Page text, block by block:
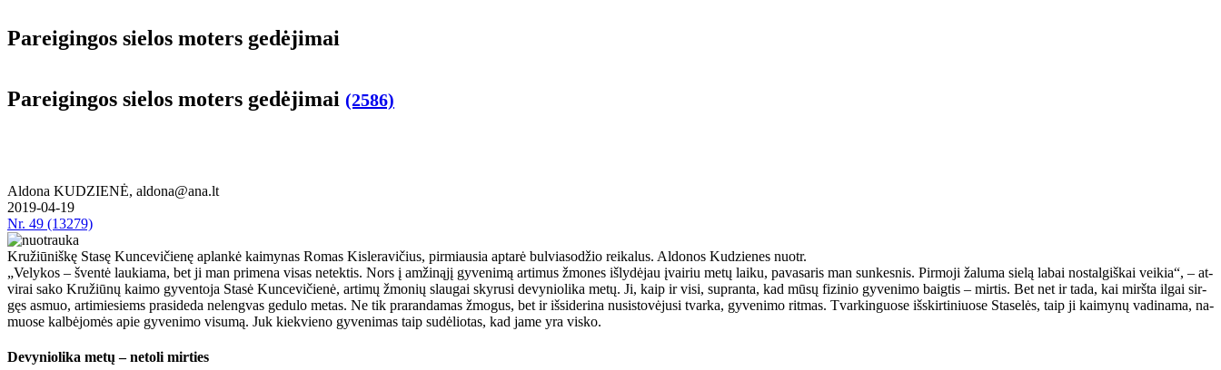
Pa­rei­gin­gos sie­los mo­ters ge­dė­ji­mai
Pa­rei­gin­gos sie­los mo­ters ge­dė­ji­mai (2586)
Aldona KUDZIENĖ, aldona@ana.lt
2019-04-19
Nr. 49 (13279)
Kružiūniškę Stasę Kuncevičienę aplankė kaimynas Romas Kisleravičius, pirmiausia aptarė bulviasodžio reikalus. Aldonos Kudzienes nuotr.
„Ve­ly­kos – šven­tė lau­kia­ma, bet ji man pri­me­na vi­sas ne­tek­tis. Nors į am­ži­ną­jį gy­ve­ni­mą ar­ti­mus žmo­nes iš­ly­dė­jau įvai­riu me­tų lai­ku, pa­va­sa­ris man sun­kes­nis. Pir­mo­ji ža­lu­ma sie­lą la­bai nos­tal­giš­kai vei­kia“, – at­
vi­rai sa­ko Kru­žiū­nų kai­mo gy­ven­to­ja Sta­sė Kun­ce­vi­čie­nė, ar­ti­mų žmo­nių slau­gai sky­ru­si de­vy­nio­li­ka me­tų. Ji, kaip ir vi­si, su­pran­ta, kad mū­sų fi­zi­nio gy­ve­ni­mo baig­tis – mir­tis. Bet net ir ta­da, kai mirš­ta il­gai sir­
gęs as­muo, ar­ti­mie­siems pra­si­de­da ne­leng­vas ge­du­lo me­tas. Ne tik pra­ran­da­mas žmo­gus, bet ir iš­si­de­ri­na nu­si­sto­vė­ju­si tvar­ka, gy­ve­ni­mo rit­mas. Tvar­kin­guo­se iš­skir­ti­niuo­se Sta­se­lės, taip ji kai­my­nų va­di­na­ma, na­
muo­se kal­bė­jo­mės apie gy­ve­ni­mo vi­su­mą. Juk kiek­vie­no gy­ve­ni­mas taip su­dė­lio­tas, kad ja­me yra vis­ko.
De­vy­nio­li­ka me­tų – ne­to­li mir­ties